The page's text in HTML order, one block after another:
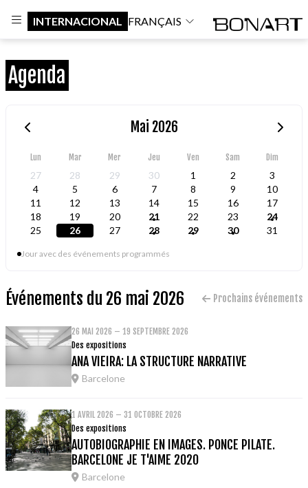
INTERNACIONAL FRANÇAIS
Agenda
Mai 2026
Lun Mar Mer Jeu Ven Sam Dim
27 28 29 30 1 2
3
4
5 6 7 8 9
10
11
12 13 14 15 16
17
18
19 20 21 22 23
24
25
26 27 28 29 30 31
Jour avec des événements programmés
Événements du 26 mai 2026 Prochains événements
26 MAI 2026 – 19 SEPTEMBRE 2026
Des expositions
ANA VIEIRA: LA STRUCTURE NARRATIVE
Barcelone
1 AVRIL 2026 – 31 OCTOBRE 2026
Des expositions
AUTOBIOGRAPHIE EN IMAGES. PONCE PILATE.
BARCELONE JE T'AIME 2020
Barcelone